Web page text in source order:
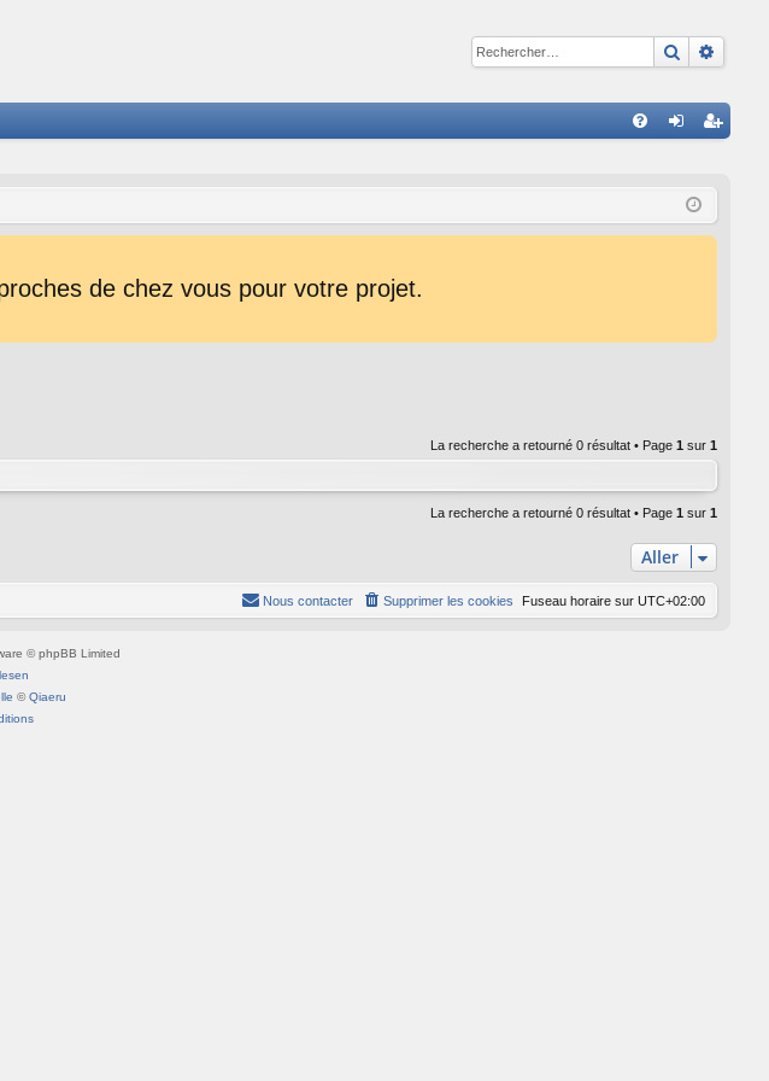
cri
de chez vous pour votre projet.
La recherche a retourné 0 résultat • Page 1 sur 1
La recherche a retourné 0 résultat • Page 1 sur 1
Aller
Fuseau horaire sur UTC+02:00
Supprimer les cookies
Nous contacter
© phpBB Limited
©Qiaeru